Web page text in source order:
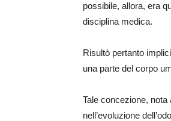
possibile, allora, era
disciplina medica.
Risultò pertanto
una parte del corpo
Tale concezione, nota
nell’evoluzione